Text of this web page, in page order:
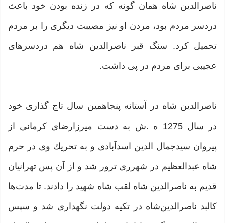
ناصرالدین شاه همان گونه که در زنده بودن خود باعث
دردسر مردم بود، مردن او نیز مصیبت دیگری را بر مردم
تحمیل کرد. سنگ قبر ناصرالدین شاه هم دردسرهای
عجیبی برای مردم در پی داشت.
ناصرالدین شاه در آستانه پنجاهمین سال تاج گذاری خود
در سال 1275 ه ‍.ش به دست میرزارضای كرمانی از
پیروان سیدجمال الدین اسدآبادی و به تحریك وی در حرم
شاه عبدالعظیم در شهرری ترور شد و از آن پس تهرانیان
قدیم به ناصرالدین شاه لقب شاه شهید را دادند. تا مدت‌ها
كالبد ناصرالدین‌شاه در تكیه دولت نگهداری شد و سپس